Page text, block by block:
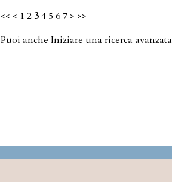
<< < 1 234 5 67 > >>
Puoi ancheIniziare una ricerca